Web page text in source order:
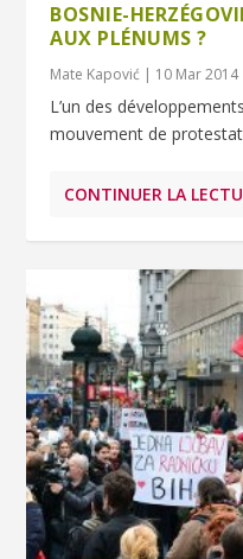
BOSNIE-
AUX PLÉNUMS ?
Mate Kapović | 10 Mar 2014
L’un des
mouvement de
CONTINUER LA